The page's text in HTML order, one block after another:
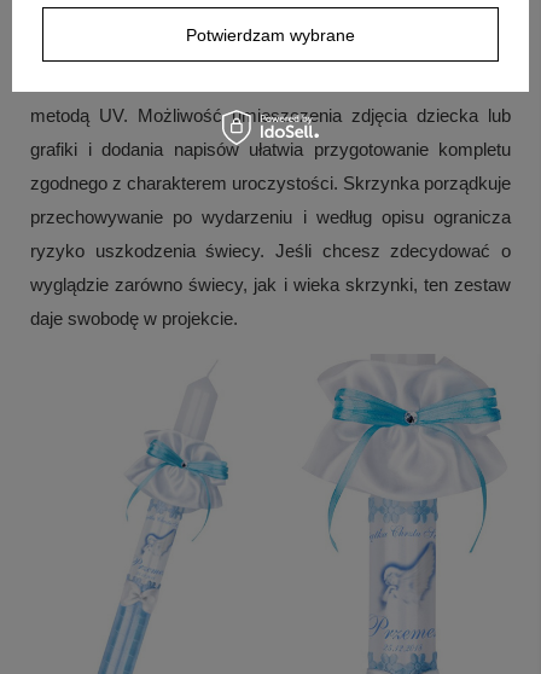
Model G7 pozwala połączyć ręczne zdobienie z własnym
metodą UV. Możliwość umieszczenia zdjęcia dziecka lub
grafiki i dodania napisów ułatwia przygotowanie kompletu
zgodnego z charakterem uroczystości. Skrzynka porządkuje
przechowywanie po wydarzeniu i według opisu ogranicza
ryzyko uszkodzenia świecy. Jeśli chcesz zdecydować o
wyglądzie zarówno świecy, jak i wieka skrzynki, ten zestaw
daje swobodę w projekcie.
Potwierdzam wybrane